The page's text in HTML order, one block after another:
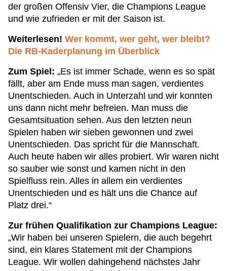
der großen Offensiv Vier, die Champions League
und wie zufrieden er mit der Saison ist.
Weiterlesen! Wer kommt, wer geht, wer bleibt?
Die RB-Kaderplanung im Überblick
Zum Spiel: „Es ist immer Schade, wenn es so spät
fällt, aber am Ende muss man sagen, verdientes
Unentschieden. Auch in Unterzahl und wir konnten
uns dann nicht mehr befreien. Man muss die
Gesamtsituation sehen. Aus den letzten neun
Spielen haben wir sieben gewonnen und zwei
Unentschieden. Das spricht für die Mannschaft.
Auch heute haben wir alles probiert. Wir waren nicht
so sauber wie sonst und kamen nicht in den
Spielfluss rein. Alles in allem ein verdientes
Unentschieden und es hält uns die Chance auf
Platz drei.“
Zur frühen Qualifikation zur Champions League:
„Wir haben bei unseren Spielern, die auch begehrt
sind, ein klares Statement mit der Champions
League. Wir wollen dahingehend nächstes Jahr